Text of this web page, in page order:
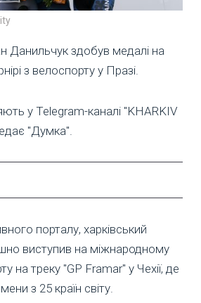
Данильчук здобув медалі на
з велоспорту у Празі.
у Теlegram-каналі "KHARKIV
"Думка".
порталу, харківський
виступив на міжнародному
на треку "GP Framar" у Чехії, де
з 25 країн світу.